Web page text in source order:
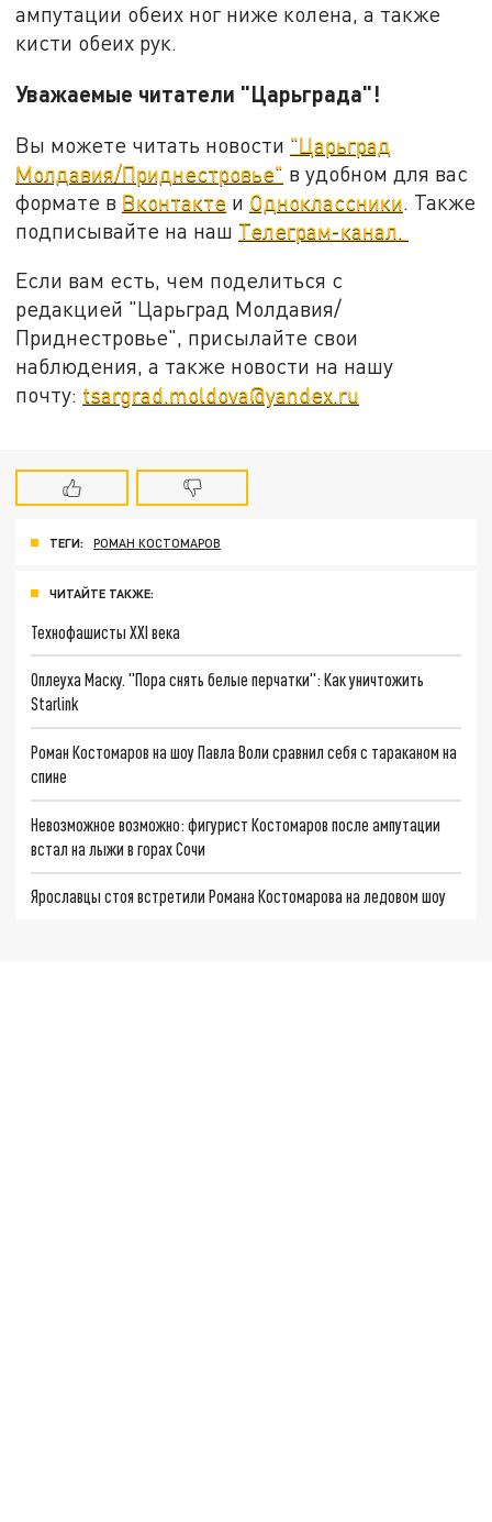
ампутации обеих ног ниже колена, а также
кисти обеих рук.
Уважаемые читатели "Царьграда"!
Вы можете читать новости "Царьград
Молдавия/Приднестровье" в удобном для вас
формате в Вконтакте и Одноклассники . Также
подписывайте на наш Телеграм-канал.
Если вам есть, чем поделиться с
редакцией "Царьград Молдавия/
Приднестровье", присылайте свои
наблюдения, а также новости на нашу
почту: tsargrad.moldova@yandex.ru
ТЕГИ: РОМАН КОСТОМАРОВ
ЧИТАЙТЕ ТАКЖЕ:
Технофашисты XXI века
Оплеуха Маску. "Пора снять белые перчатки": Как уничтожить
Starlink
Роман Костомаров на шоу Павла Воли сравнил себя с тараканом на
спине
Невозможное возможно: фигурист Костомаров после ампутации
встал на лыжи в горах Сочи
Ярославцы стоя встретили Романа Костомарова на ледовом шоу